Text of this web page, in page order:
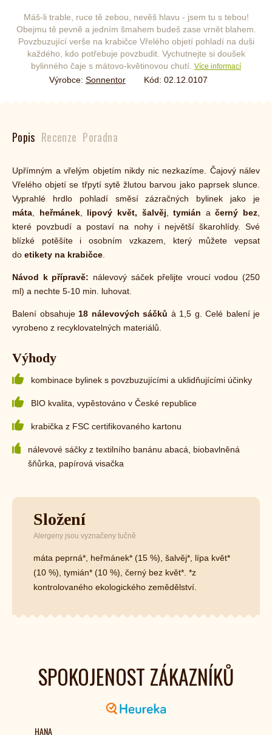
Máš-li trable, ruce tě zebou, nevěš hlavu - jsem tu s tebou!
Obejmu tě pevně a jedním šmahem budeš zase vrnět blahem.
Povzbuzující verše na krabičce Vřelého objetí pohladí na duši
každého, kdo potřebuje povzbudit. Vychutnejte si doušek
bylinného čaje s mátovo-květinovou chutí. Více informací
Výrobce: Sonnentor Kód: 02.12.0107
Popis Recenze Poradna
Upřímným a vřelým objetím nikdy nic nezkazíme. Čajový nálev
Vřelého objetí se třpytí sytě žlutou barvou jako paprsek slunce.
Vyprahlé hrdlo pohladí směsí zázračných bylinek jako je
máta
heřmánek, lipový květ, šalvěj ,tymián ačerný bez
které povzbudí a postaví na nohy i největší škarohlídy. Své
blízké potěšíte i osobním vzkazem, který můžete vepsat
do etikety na krabičce
Návod k přípravě: nálevový sáček přelijte vroucí vodou (250
ml) a nechte 5-10 min. luhovat.
Balení obsahuje 18 nálevových sáčků à 1,5 g. Celé balení je
vyrobeno z recyklovatelných materiálů.
Výhody
kombinace bylinek s povzbuzujícími a uklidňujícími účinky
BIO kvalita, vypěstováno v České republice
krabička z FSC certifikovaného kartonu
nálevové sáčky z textilního banánu abacá, biobavlněná
šňůrka, papírová visačka
Složení
Alergeny jsou vyznačeny tučně
máta peprná*, heřmánek* (15 %), šalvěj*, lípa květ*
(10 %), tymián* (10 %), černý bez květ*. *z
kontrolovaného ekologického zemědělství.
SPOKOJENOST ZÁKAZNÍKŮ
HANA